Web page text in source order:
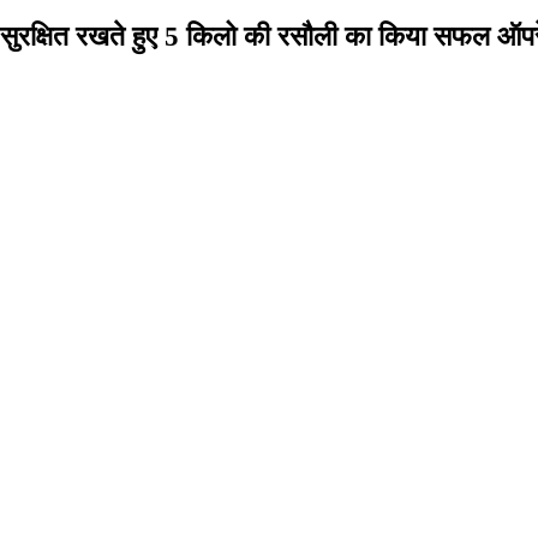
सुरक्षित रखते हुए 5 किलो की रसौली का किया सफल